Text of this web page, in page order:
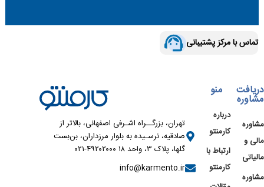
تماس با مرکز پشتیبانی
دریافت
مشاوره
مشاوره
مالی و
مالیاتی
مشاوره
منو
درباره
کارمنتو
ارتباط با
کارمنتو
تهران، بزرگــراه اشـرفی اصفهانی، بالاتر از
صادقیه، نرسـیده به بلوار مرزداران، بن‌بست
گلها، پلاک ۳، واحد ۱۸ ۴۹۲۰۲۰۰۰-۰۲۱
info@karmento.ir